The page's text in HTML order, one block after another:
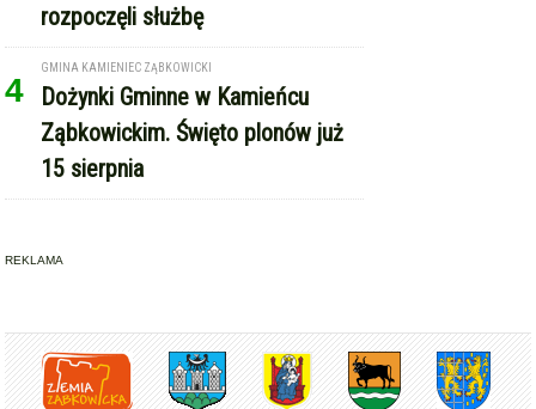
rozpoczęli służbę
4
GMINA KAMIENIEC ZĄBKOWICKI
Dożynki Gminne w Kamieńcu
Ząbkowickim. Święto plonów już
15 sierpnia
REKLAMA